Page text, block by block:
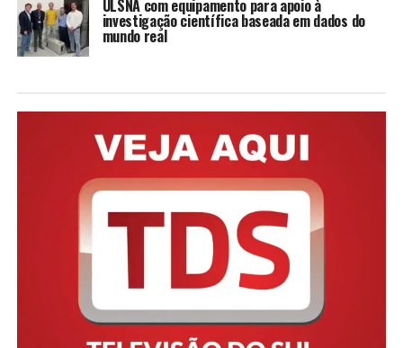
ULSNA com equipamento para apoio à
investigação científica baseada em dados do
mundo real